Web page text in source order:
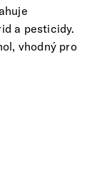
a pesticidy.
vhodný pro